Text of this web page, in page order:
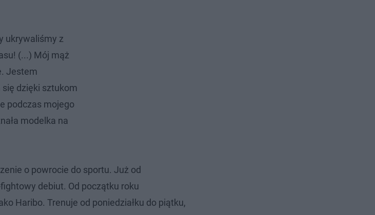
ukrywaliśmy z
(...) Mój mąż
Jestem
się dzięki sztukom
podczas mojego
modelka na
o powrocie do sportu. Już od
debiut. Od początku roku
Haribo. Trenuje od poniedziałku do piątku,